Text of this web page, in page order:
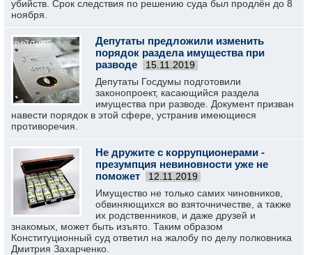
убийств. Срок следствия по решению суда был продлён до 8
ноября.
Депутаты предложили изменить
порядок раздела имущества при
разводе
15.11.2019
Депутаты Госдумы подготовили
законопроект, касающийся раздела
имущества при разводе. Документ призван
навести порядок в этой сфере, устранив имеющиеся
противоречия.
Не дружите с коррупционерами -
презумпция невиновности уже не
поможет
12.11.2019
Имущество не только самих чиновников,
обвиняющихся во взяточничестве, а также
их родственников, и даже друзей и
знакомых, может быть изъято. Таким образом
Конституционный суд ответил на жалобу по делу полковника
Дмитрия Захарченко.